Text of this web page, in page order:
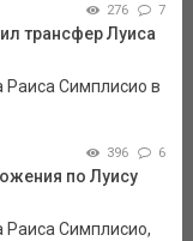
276 7
трансфер Луиса
Раиса Симплисио в
396 6
по Луису
Раиса Симплисио,